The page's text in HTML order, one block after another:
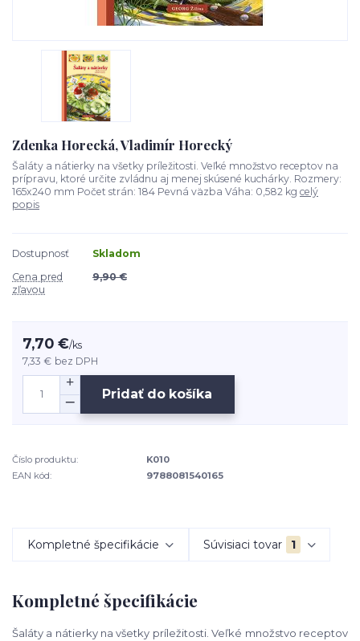
Zdenka Horecká, Vladimír Horecký
Šaláty a nátierky na všetky príležitosti. Veľké množstvo receptov na
prípravu, ktoré určite zvládnu aj menej skúsené kuchárky. Rozmery:
165x240 mm Počet strán: 184 Pevná väzba Váha: 0,582 kg celý
popis
Dostupnosť
Skladom
Cena pred
zľavou
9,90 €
7,70 €/ks
7,33 € bez DPH
Pridať do košíka
Číslo produktu:
K010
EAN kód:
9788081540165
Kompletné špecifikácie Súvisiaci tovar 1
Kompletné špecifikácie
Šaláty a nátierky na všetky príležitosti. Veľké množstvo receptov